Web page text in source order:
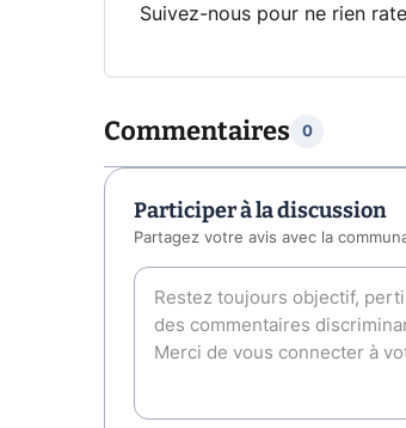
Suivez-nous pour ne rien
Commentaires 0
Participer à la discussion
Partagez votre avis avec la